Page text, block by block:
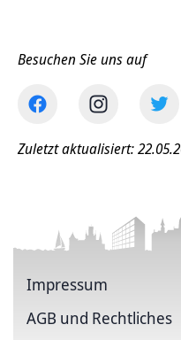
Besuchen Sie uns auf
Zuletzt aktualisiert:
Impressum
AGB und Rechtliches